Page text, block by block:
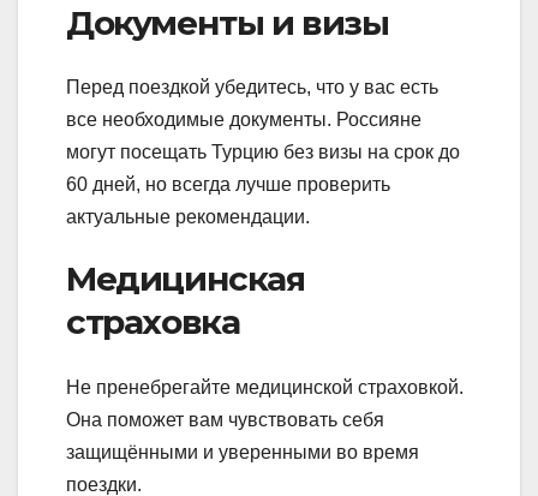
Документы и визы
Перед поездкой убедитесь, что у вас есть
все необходимые документы. Россияне
могут посещать Турцию без визы на срок до
60 дней, но всегда лучше проверить
актуальные рекомендации.
Медицинская
страховка
Не пренебрегайте медицинской страховкой.
Она поможет вам чувствовать себя
защищёнными и уверенными во время
поездки.